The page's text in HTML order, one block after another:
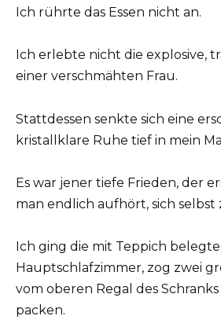
Ich rührte das Essen nicht an.
Ich erlebte nicht die explosive,
einer verschmähten Frau.
Stattdessen senkte sich eine
kristallklare Ruhe tief in mein
Es war jener tiefe Frieden, der
man endlich aufhört, sich
Ich ging die mit Teppich
Hauptschlafzimmer, zog zwei
vom oberen Regal des
packen.